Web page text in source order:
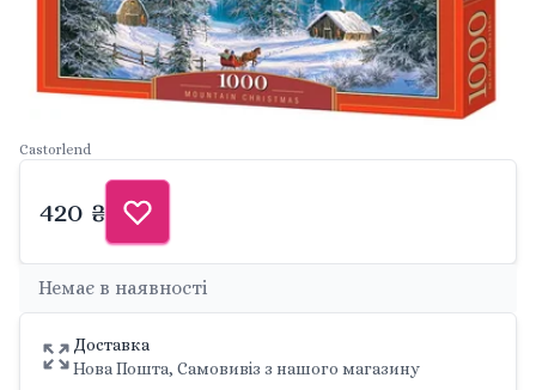
Castorlend
420 ₴
Немає в наявності
Доставка
Нова Пошта, Самовивіз з нашого магазину